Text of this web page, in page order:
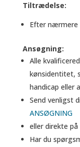
Tiltrædelse:
Efter nærmere
Ansøgning:
Alle
kønsidentitet,
handicap eller
Send venligst
ANSØGNING
eller direkte
Har du